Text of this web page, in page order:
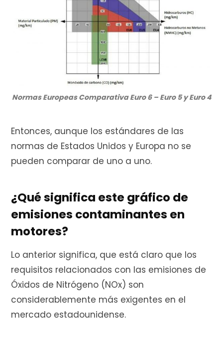
Normas Europeas Comparativa Euro 6 – Euro 5 y Euro 4
Entonces, aunque los estándares de las
normas de Estados Unidos y Europa no se
pueden comparar de uno a uno.
¿Qué significa este gráfico de
emisiones contaminantes en
motores?
Lo anterior significa, que está claro que los
requisitos relacionados con las emisiones de
Óxidos de Nitrógeno (NOx) son
considerablemente más exigentes en el
mercado estadounidense.